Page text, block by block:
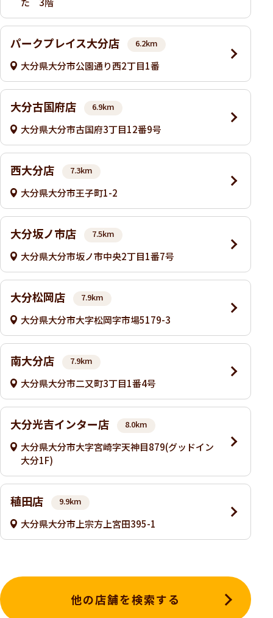
パークプレイス大分店 6.2km
大分県大分市公園通り西2丁目1番
大分古国府店 6.9km
大分県大分市古国府3丁目12番9号
西大分店 7.3km
大分県大分市王子町1-2
大分坂ノ市店 7.5km
大分県大分市坂ノ市中央2丁目1番7号
大分松岡店 7.9km
大分県大分市大字松岡字市場5179-3
南大分店 7.9km
大分県大分市二又町3丁目1番4号
大分光吉インター店 8.0km
大分県大分市大字宮崎字天神目879(グッドイン
大分1F)
稙田店 9.9km
大分県大分市上宗方上宮田395-1
他の店舗を検索する